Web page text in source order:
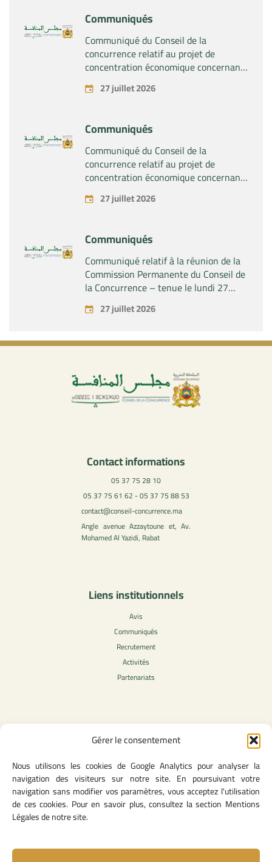
Gérer le consentement
Nous utilisons les cookies de Google Analytics pour analyser la
navigation des visiteurs sur notre site. En poursuivant votre
navigation sans modifier vos paramètres, vous acceptez l'utilisation
de ces cookies. Pour en savoir plus, consultez la section Mentions
Légales de notre site.
pharmaceutiques « Rilutek » et «
Sabril » détenus par la société « Sanofi
SA »
Communiqués
Communiqué du Conseil de la
concurrence relatif au projet de
concentration économique concernant
la prise du contrôle exclusif par la
société « Plastika Kritis SA » de la
27 juillet 2026
Communiqués
Communiqué du Conseil de la
concurrence relatif au projet de
concentration économique concernant
la prise par la société « Fives SAS » du
contrôle exclusif de la société « Aries
27 juillet 2026
Communiqués
Communiqué relatif à la réunion de la
Commission Permanente du Conseil de
la Concurrence – tenue le lundi 27
juillet 2026
27 juillet 2026
Contact informations
05 37 75 28 10
05 37 75 61 62 - 05 37 75 88 53
contact@conseil-concurrence.ma
Angle avenue Azzaytoune et, Av.
Mohamed Al Yazidi, Rabat
Liens institutionnels
Avis
Communiqués
Recrutement
Activités
Partenariats
Contenu légale
CGU
Mentions légales
Politique des cookies
Lien utiles